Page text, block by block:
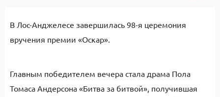
В Лос-Анджелесе завершилась 98-я церемония
вручения премии «Оскар».
Главным победителем вечера стала драма Пола
Томаса Андерсона «Битва за битвой», получившая